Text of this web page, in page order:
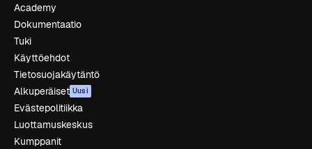
Academy
Dokumentaatio
Tuki
Käyttöehdot
Tietosuojakäytäntö
Alkuperäiset Uusi
Evästepolitiikka
Luottamuskeskus
Kumppanit